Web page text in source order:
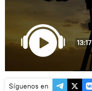
13:17
Síguenos en